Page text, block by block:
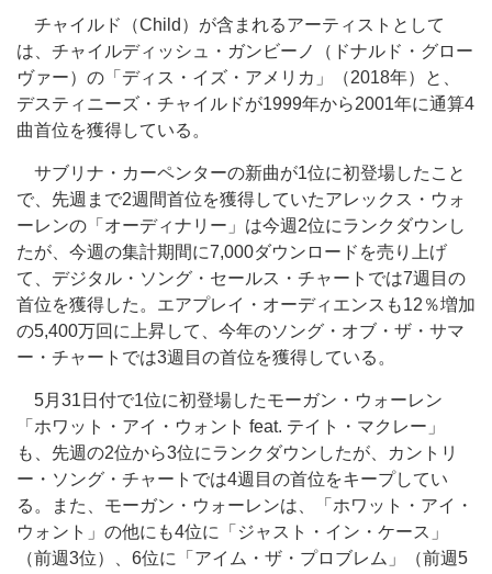
チャイルド（Child）が含まれるアーティストとして
は、チャイルディッシュ・ガンビーノ（ドナルド・グロー
ヴァー）の「ディス・イズ・アメリカ」（2018年）と、
デスティニーズ・チャイルドが1999年から2001年に通算4
曲首位を獲得している。
サブリナ・カーペンターの新曲が1位に初登場したこと
で、先週まで2週間首位を獲得していたアレックス・ウォ
ーレンの「オーディナリー」は今週2位にランクダウンし
たが、今週の集計期間に7,000ダウンロードを売り上げ
て、デジタル・ソング・セールス・チャートでは7週目の
首位を獲得した。エアプレイ・オーディエンスも12％増加
の5,400万回に上昇して、今年のソング・オブ・ザ・サマ
ー・チャートでは3週目の首位を獲得している。
5月31日付で1位に初登場したモーガン・ウォーレン
「ホワット・アイ・ウォント feat. テイト・マクレー」
も、先週の2位から3位にランクダウンしたが、カントリ
ー・ソング・チャートでは4週目の首位をキープしてい
る。また、モーガン・ウォーレンは、「ホワット・アイ・
ウォント」の他にも4位に「ジャスト・イン・ケース」
（前週3位）、6位に「アイム・ザ・プロブレム」（前週5